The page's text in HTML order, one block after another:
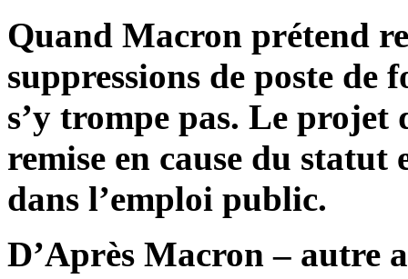
Quand Macron prétend
suppressions de poste de
s’y trompe pas. Le
remise en cause du statut
dans l’emploi public.
D’Après Macron – autre